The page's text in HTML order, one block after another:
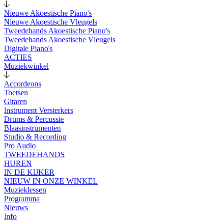
Nieuwe Akoestische Piano's
Nieuwe Akoestische Vleugels
Tweedehands Akoestische Piano's
Tweedehands Akoestische Vleugels
Digitale Piano's
ACTIES
Muziekwinkel
Accordeons
Toetsen
Gitaren
Instrument Versterkers
Drums & Percussie
Blaasinstrumenten
Studio & Recording
Pro Audio
TWEEDEHANDS
HUREN
IN DE KIJKER
NIEUW IN ONZE WINKEL
Muzieklessen
Programma
Nieuws
Info